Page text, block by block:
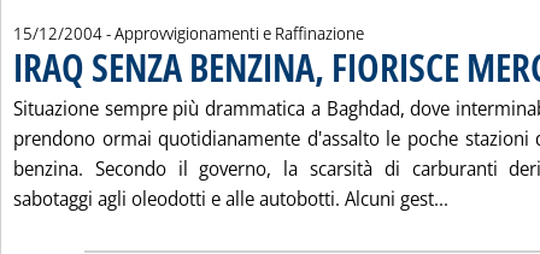
15/12/2004- Approvvigionamenti e Raffinazione
IRAQ SENZA BENZINA, FIORISCE
Situazione sempre più drammatica a Baghdad, dove
prendono ormai quotidianamente d'assalto le poche stazioni
benzina. Secondo il governo, la scarsità di carburanti
sabotaggi agli oleodotti e alle autobotti. Alcuni gest...